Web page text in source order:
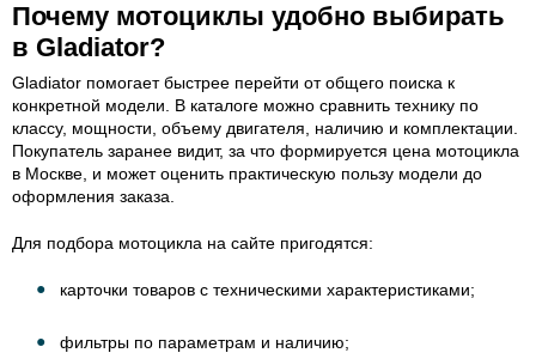
Почему мотоциклы удобно выбирать
в Gladiator?
Gladiator помогает быстрее перейти от общего поиска к
конкретной модели. В каталоге можно сравнить технику по
классу, мощности, объему двигателя, наличию и комплектации.
Покупатель заранее видит, за что формируется цена мотоцикла
в Москве, и может оценить практическую пользу модели до
оформления заказа.
Для подбора мотоцикла на сайте пригодятся:
карточки товаров с техническими характеристиками;
фильтры по параметрам и наличию;